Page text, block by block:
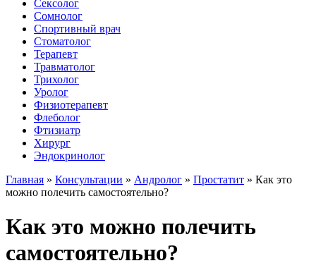
Сексолог
Сомнолог
Спортивный врач
Стоматолог
Терапевт
Травматолог
Трихолог
Уролог
Физиотерапевт
Флеболог
Фтизиатр
Хирург
Эндокринолог
Главная » Консультации » Андролог » Простатит » Как это
можно полечить самостоятельно?
Как это можно полечить
самостоятельно?